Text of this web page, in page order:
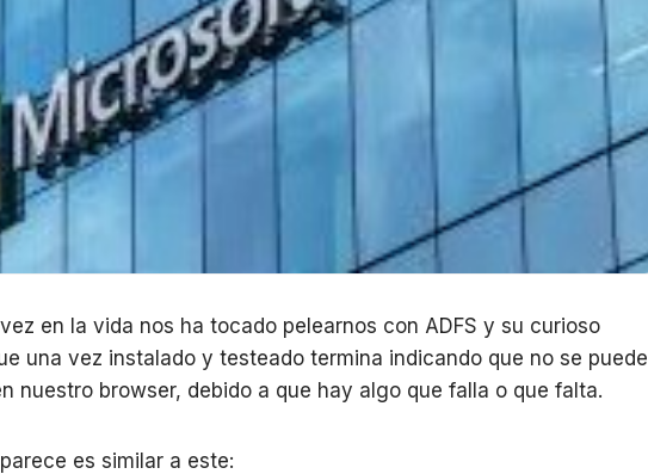
en la vida nos ha tocado pelearnos con ADFS y su curioso
una vez instalado y testeado termina indicando que no se puede
nuestro browser, debido a que hay algo que falla o que falta.
es similar a este: